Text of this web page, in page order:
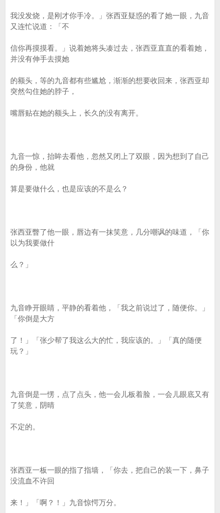
我没发烧，是刚才你手冷。」张西亚疑惑的看了她一眼，九音
又连忙说道：「不
信你再摸摸看。」说着她将头凑过去，张西亚直直的看着她，
并没有伸手去摸她
的额头，等的九音都有些尴尬，渐渐的想要收回来，张西亚却
突然勾住她的脖子，
嘴唇贴在她的额头上，长久的没有离开。
九音一惊，抬眸去看他，忽然又闭上了双眼，因为想到了自己
的身份，他就
算是要做什么，也是应该的不是么？
张西亚瞥了他一眼，唇边有一抹笑意，几分嘲讽的味道，「你
以为我要做什
么？」
九音睁开眼睛，平静的看着他，「我之前说过了，随便你。」
「你倒是大方
了！」「张少帮了我这么大的忙，我应该的。」「真的随便
玩？」
九音倒是一愣，点了点头，他一会儿板着脸，一会儿眼底又有
了笑意，阴晴
不定的。
张西亚一板一眼的指了指墙，「你去，把自己的装一下，鼻子
没流血不许回
来！」「啊？！」九音惊愕万分。